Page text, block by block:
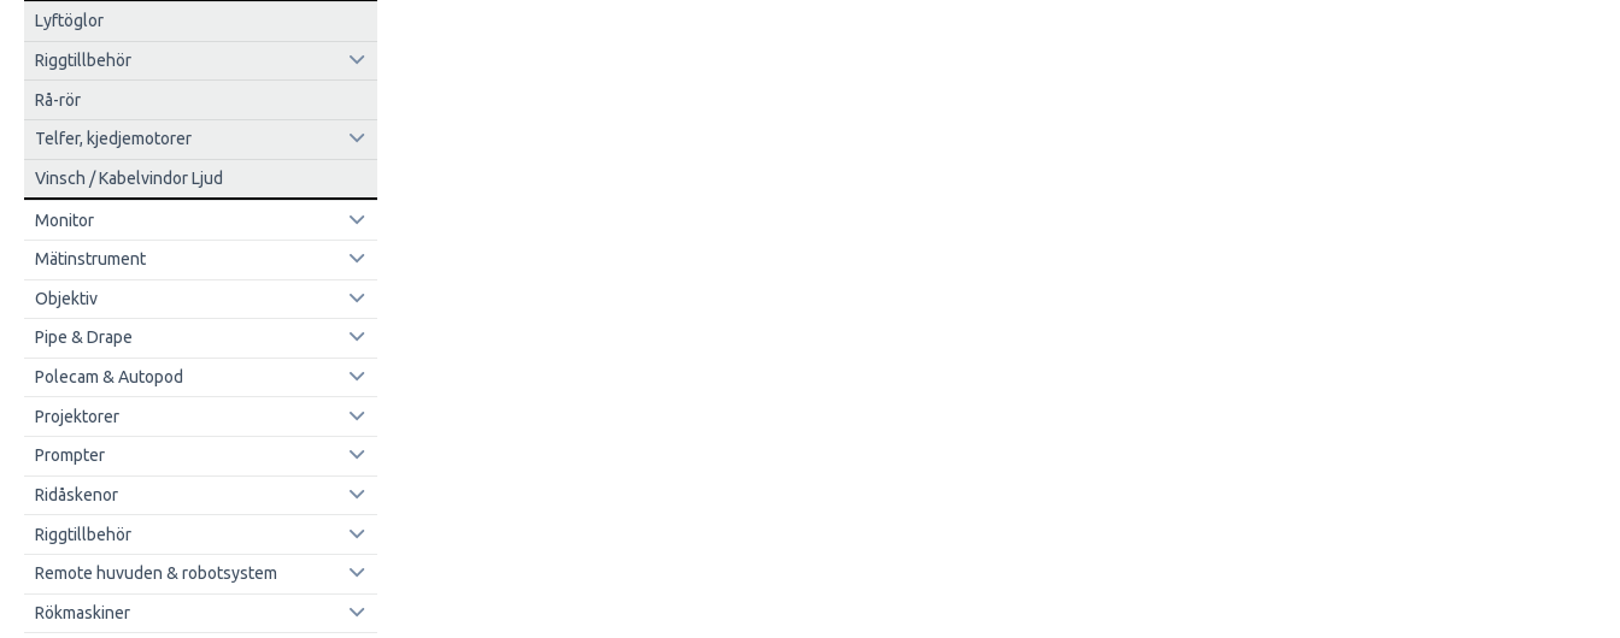
Lyftöglor
Riggtillbehör
Rå-rör
Telfer, kjedjemotorer
Vinsch / Kabelvindor Ljud
Monitor
Mätinstrument
Objektiv
Pipe & Drape
Polecam & Autopod
Projektorer
Prompter
Ridåskenor
Riggtillbehör
Remote huvuden & robotsystem
Rökmaskiner